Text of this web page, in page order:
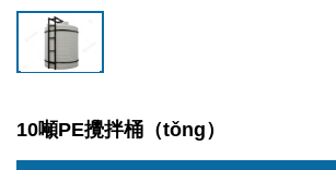
10噸PE攪拌桶（tǒng）